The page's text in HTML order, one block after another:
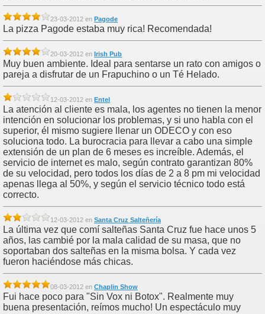
23-03-2012 en Pagode
La pizza Pagode estaba muy rica! Recomendada!
20-03-2012 en Irish Pub
Muy buen ambiente. Ideal para sentarse un rato con amigos o
pareja a disfrutar de un Frapuchino o un Té Helado.
12-03-2012 en Entel
La atención al cliente es mala, los agentes no tienen la menor
intención en solucionar los problemas, y si uno habla con el
superior, él mismo sugiere llenar un ODECO y con eso
soluciona todo. La burocracia para llevar a cabo una simple
extensión de un plan de 6 meses es increíble. Además, el
servicio de internet es malo, según contrato garantizan 80%
de su velocidad, pero todos los días de 2 a 8 pm mi velocidad
apenas llega al 50%, y según el servicio técnico todo está
correcto.
12-03-2012 en Santa Cruz Salteñería
La última vez que comí salteñas Santa Cruz fue hace unos 5
años, las cambié por la mala calidad de su masa, que no
soportaban dos salteñas en la misma bolsa. Y cada vez
fueron haciéndose más chicas.
08-03-2012 en Chaplin Show
Fui hace poco para "Sin Vox ni Botox". Realmente muy
buena presentación, reímos mucho! Un espectáculo muy